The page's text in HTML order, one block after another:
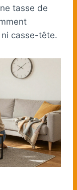
tasse de
casse-tête.